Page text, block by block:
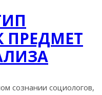
ПРЕДМЕТ
сознании социологов,